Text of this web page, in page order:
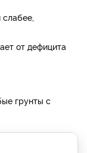
слабее,
от дефицита
грунты с